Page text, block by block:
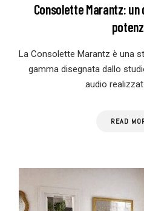
Consolette Marantz:
La Consolette Marantz è una
gamma disegnata dallo
audio
READ